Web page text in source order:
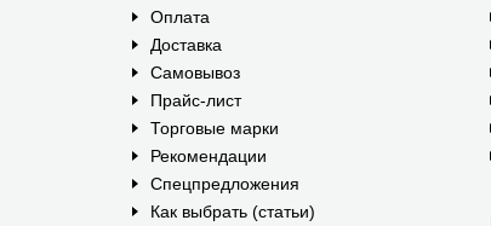
Оплата
Доставка
Самовывоз
Прайс-лист
Торговые марки
Рекомендации
Спецпредложения
Как выбрать (статьи)